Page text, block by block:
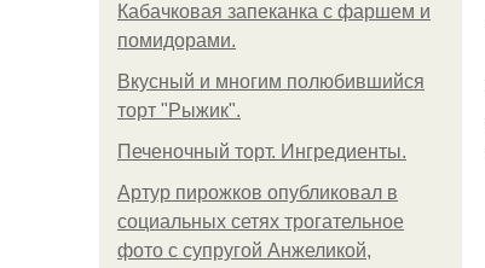
Кабачковая запеканка с фаршем и
помидорами.
Вкусный и многим полюбившийся
торт "Рыжик".
Печеночный торт. Ингредиенты.
Артур пирожков опубликовал в
социальных сетях трогательное
фото с супругой Анжеликой,